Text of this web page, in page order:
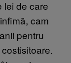
lei de care
cam
pentru